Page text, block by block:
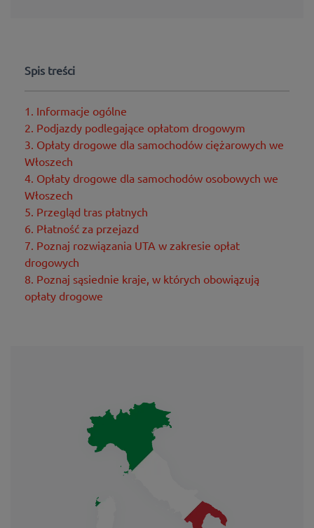
Spis treści
1. Informacje ogólne
2. Podjazdy podlegające opłatom drogowym
3. Opłaty drogowe dla samochodów ciężarowych we
Włoszech
4. Opłaty drogowe dla samochodów osobowych we
Włoszech
5. Przegląd tras płatnych
6. Płatność za przejazd
7. Poznaj rozwiązania UTA w zakresie opłat
drogowych
8. Poznaj sąsiednie kraje, w których obowiązują
opłaty drogowe